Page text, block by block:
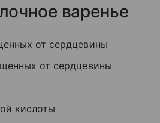
варенье
от сердцевины
от сердцевины
кислоты